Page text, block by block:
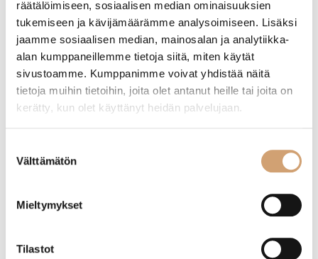
räätälöimiseen, sosiaalisen median ominaisuuksien
tukemiseen ja kävijämäärämme analysoimiseen. Lisäksi
jaamme sosiaalisen median, mainosalan ja analytiikka-
alan kumppaneillemme tietoja siitä, miten käytät
sivustoamme. Kumppanimme voivat yhdistää näitä
tietoja muihin tietoihin, joita olet antanut heille tai joita on
kerätty, kun olet käyttänyt heidän palvelujaan.
valinta
Välttämätön
Mieltymykset
Tilastot
Näytetään ainoa tulos
Ibili leivonta-alusta silikonia 40x30cm
20,90€